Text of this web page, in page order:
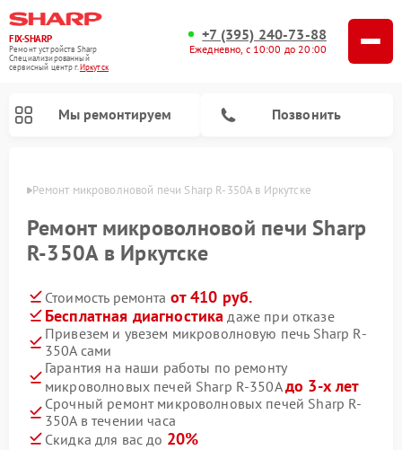
FIX-SHARP
Ремонт устройств Sharp
Специализированный
cервисный центр г.Иркутск
+7 (395) 240-73-88
Ежедневно, с 10:00 до 20:00
Мы ремонтируем Позвонить
Ремонт микроволновой печи Sharp R-350A в Иркутске
Ремонт микроволновой печи Sharp
R-350A в Иркутске
Стоимость ремонта от 410 руб.
Бесплатная диагностика даже при отказе
Привезем и увезем микроволновую печь Sharp R-
350A сами
Гарантия на наши работы по ремонту
микроволновых печей Sharp R-350Aдо 3-х лет
Срочный ремонт микроволновых печей Sharp R-
350A в течении часа
Скидка для вас до 20%